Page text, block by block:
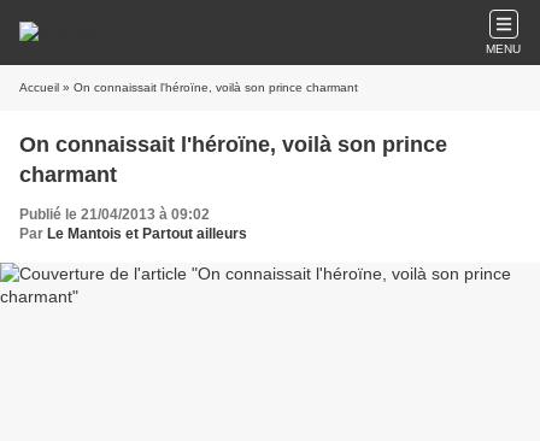
MENU
Accueil » On connaissait l'héroïne, voilà son prince charmant
On connaissait l'héroïne, voilà son prince
charmant
Publié le 21/04/2013 à 09:02
Par Le Mantois et Partout ailleurs